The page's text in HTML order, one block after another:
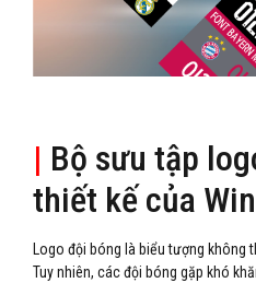
| Bộ sưu tập
thiết kế của
Logo đội bóng là biểu tượng không
Tuy nhiên, các đội bóng gặp khó